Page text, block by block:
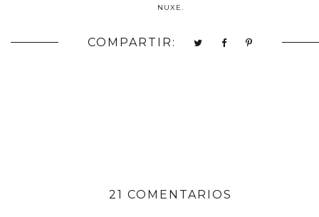
NUXE.
COMPARTIR:
21 COMENTARIOS